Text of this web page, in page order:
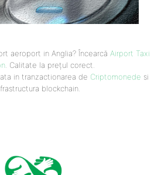
aeroport in Anglia? Încearcă Airport Taxi
. Calitate la prețul corect.
in tranzactionarea de Criptomonede si
blockchain.